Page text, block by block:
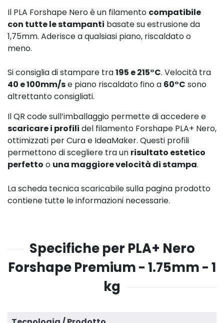
Il PLA Forshape Nero è un filamento compatibile
con tutte le stampanti basate su estrusione da
1,75mm. Aderisce a qualsiasi piano, riscaldato o
meno.
Si consiglia di stampare tra195 e 215°C. Velocità tra
40 e 100mm/se piano riscaldato fino a 60°C sono
altrettanto consigliati.
Il QR code sull’imballaggio permette di accedere e
scaricare i profili del filamento Forshape PLA+ Nero,
ottimizzati per Cura e IdeaMaker. Questi profili
permettono di scegliere tra un risultato estetico
perfetto o una maggiore velocità di stampa.
La scheda tecnica scaricabile sulla pagina prodotto
contiene tutte le informazioni necessarie.
Specifiche per PLA+ Nero
Forshape Premium - 1.75mm - 1
kg